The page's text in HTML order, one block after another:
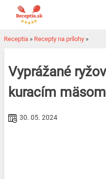
Receptia » Recepty na prílohy »
Vyprážané ryžové rezance s
kuracím mäsom
30. 05. 2024